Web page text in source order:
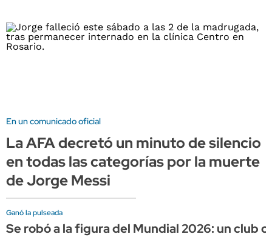
En un comunicado oficial
La AFA decretó un minuto de silencio
en todas las categorías por la muerte
de Jorge Messi
Ganó la pulseada
Se robó a la figura del Mundial 2026: un club